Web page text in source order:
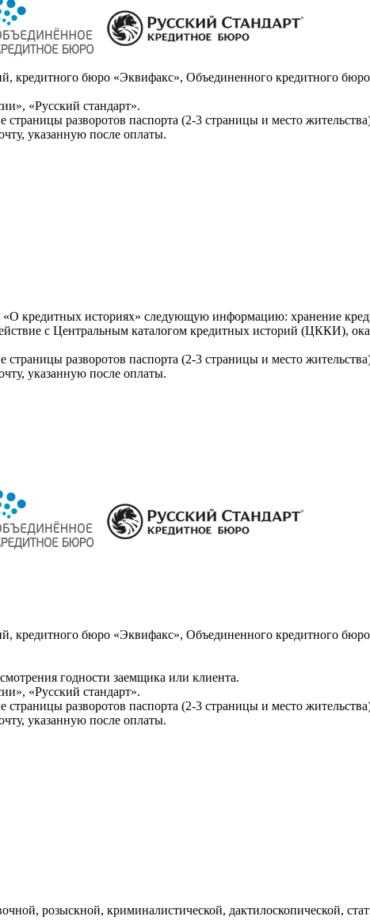
кредитного бюро «Эквифакс», Объединенного кредитного
«Русский стандарт».
разворотов паспорта (2-3 страницы и место
указанную после оплаты.
историях» следующую информацию: хранение
с Центральным каталогом кредитных историй (ЦККИ),
разворотов паспорта (2-3 страницы и место
указанную после оплаты.
кредитного бюро «Эквифакс», Объединенного кредитного
годности заемщика или клиента.
«Русский стандарт».
разворотов паспорта (2-3 страницы и место
указанную после оплаты.
розыскной, криминалистической, дактилоскопической,